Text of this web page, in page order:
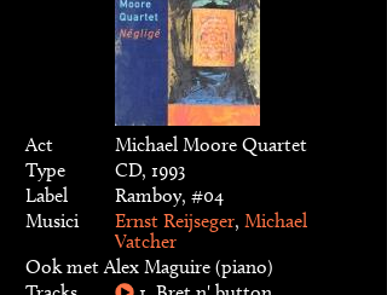
Act
Michael Moore Quartet
Type
CD, 1993
Label
Ramboy, #04
Musici
Ernst Reijseger, Michael
Vatcher
Ook met Alex Maguire (piano)